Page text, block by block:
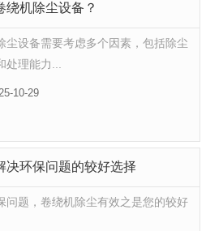
绕机除尘设备？
尘设备需要考虑多个因素，包括除尘
处理能力...
10-29
决环保问题的较好选择
问题，卷绕机除尘有效之是您的较好